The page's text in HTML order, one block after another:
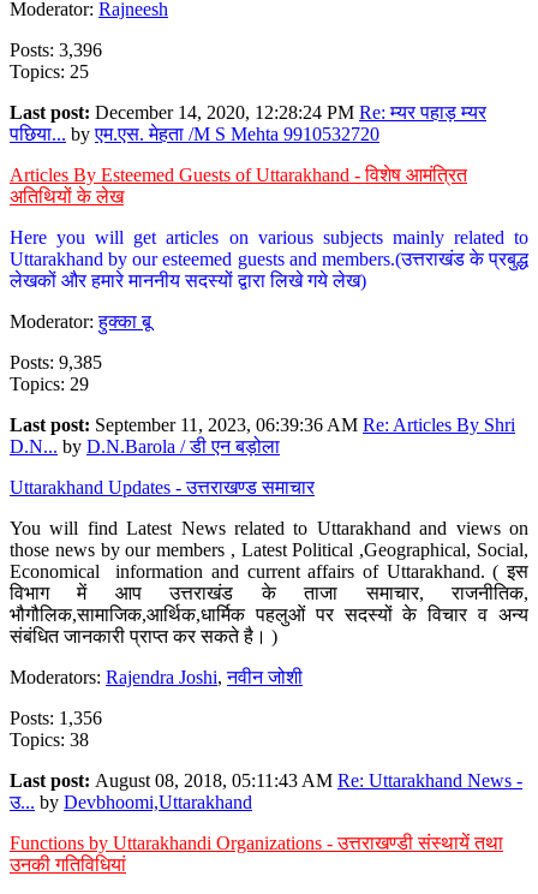
Moderator: Rajneesh
Posts: 3,396
Topics: 25
Last post: December 14, 2020, 12:28:24 PM Re: म्यर पहाड़ म्यर
पछिया... byएम.एस. मेहता /M S Mehta 9910532720
Articles By Esteemed Guests of Uttarakhand - विशेष आमंत्रित
अतिथियों के लेख
Here you will get articles on various subjects mainly related to
Uttarakhand by our esteemed guests and members.(उत्तराखंड के प्रबुद्ध
लेखकों और हमारे माननीय सदस्यों द्वारा लिखे गये लेख)
Moderator:हुक्का बू
Posts: 9,385
Topics: 29
Last post: September 11, 2023, 06:39:36 AM Re: Articles By Shri
D.N... by D.N.Barola / डी एन बड़ोला
Uttarakhand Updates - उत्तराखण्ड समाचार
You will find Latest News related to Uttarakhand and views on
those news by our members , Latest Political ,Geographical, Social,
Economical information and current affairs of Uttarakhand. ( इस
विभाग में आप उत्तराखंड के ताजा समाचार, राजनीतिक,
भौगौलिक,सामाजिक,आर्थिक,धार्मिक पहलुओं पर सदस्यों के विचार व अन्य
संबंधित जानकारी प्राप्त कर सकते है। )
Moderators: Rajendra Joshi,नवीन जोशी
Posts: 1,356
Topics: 38
Last post: August 08, 2018, 05:11:43 AM Re: Uttarakhand News -
उ... by Devbhoomi,Uttarakhand
Functions by Uttarakhandi Organizations - उत्तराखण्डी संस्थायें तथा
उनकी गतिविधियां